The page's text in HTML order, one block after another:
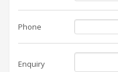
Phone
Enquiry